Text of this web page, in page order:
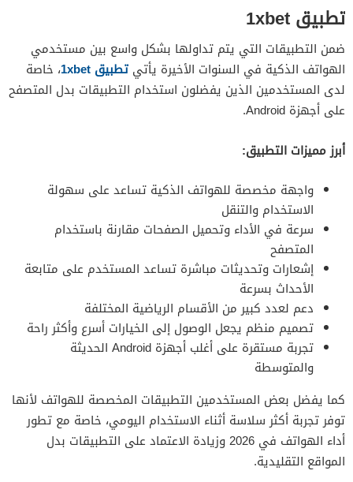
تطبيق 1xbet
ضمن التطبيقات التي يتم تداولها بشكل واسع بين مستخدمي
الهواتف الذكية في السنوات الأخيرة يأتيتطبيق 1xbet
، خاصة
لدى المستخدمين الذين يفضلون استخدام التطبيقات بدل المتصفح
على أجهزة Android.
أبرز مميزات التطبيق:
واجهة مخصصة للهواتف الذكية تساعد على سهولة
الاستخدام والتنقل
سرعة في الأداء وتحميل الصفحات مقارنة باستخدام
المتصفح
إشعارات وتحديثات مباشرة تساعد المستخدم على متابعة
الأحداث بسرعة
دعم لعدد كبير من الأقسام الرياضية المختلفة
تصميم منظم يجعل الوصول إلى الخيارات أسرع وأكثر راحة
تجربة مستقرة على أغلب أجهزة Android الحديثة
والمتوسطة
كما يفضل بعض المستخدمين التطبيقات المخصصة للهواتف لأنها
توفر تجربة أكثر سلاسة أثناء الاستخدام اليومي، خاصة مع تطور
أداء الهواتف في 2026 وزيادة الاعتماد على التطبيقات بدل
المواقع التقليدية.